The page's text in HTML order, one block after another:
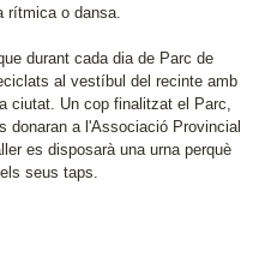
rítmica o dansa.
durant cada dia de Parc de
al vestíbul del recinte amb
ciutat. Un cop finalitzat el Parc,
donaran a l'Associació Provincial
es disposarà una urna perquè
seus taps.